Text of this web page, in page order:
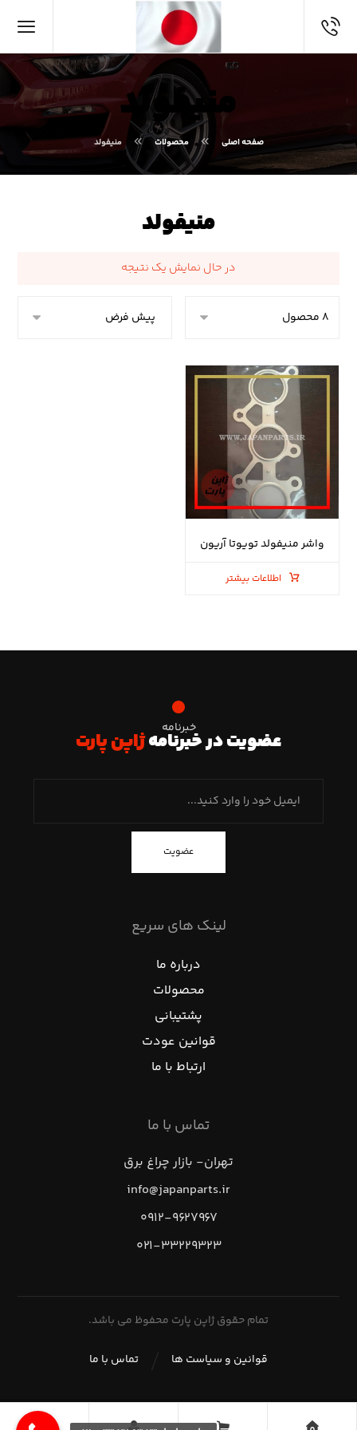
منیفولد
صفحه اصلی محصولات منیفولد
منیفولد
در حال نمایش یک نتیجه
واشر منیفولد تویوتا آریون
اطلاعات بیشتر
خبرنامه
عضویت در خبرنامهژاپن پارت
عضویت
لینک های سریع
درباره ما
محصولات
پشتیبانی
قوانین عودت
ارتباط با ما
تماس با ما
تهران- بازار چراغ برق
info@japanparts.ir
۰۹۱۲-۹۶۲۷۹۶۷
۰۲۱-۳۳۲۲۹۳۲۳
تمام حقوق ژاپن پارت محفوظ می باشد.
تماس با ما قوانین و سیاست ها